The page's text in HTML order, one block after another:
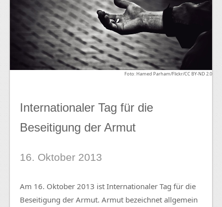
Foto: Hamed Parham/Flickr/CC BY-ND 2.0
Internationaler Tag für die
Beseitigung der Armut
16. Oktober 2013
Am 16. Oktober 2013 ist Internationaler Tag für die
Beseitigung der Armut. Armut bezeichnet allgemein